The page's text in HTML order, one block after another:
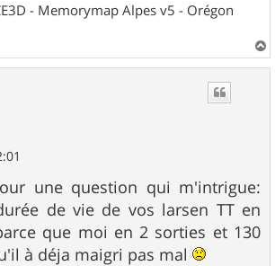
- Memorymap Alpes v5 - Orégon
a
une question qui m'intrigue:
de vie de vos larsen TT en
que moi en 2 sorties et 130
à déja maigri pas mal